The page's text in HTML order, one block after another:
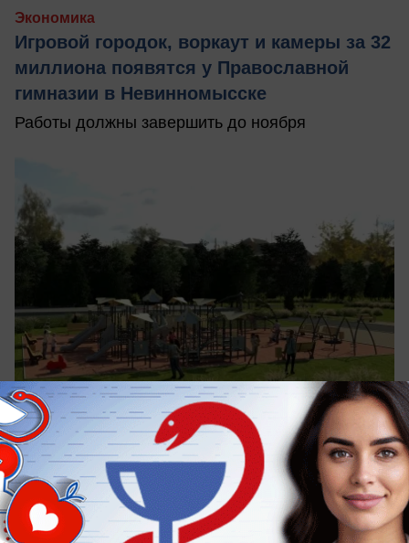
Экономика
Игровой городок, воркаут и камеры за 32
миллиона появятся у Православной
гимназии в Невинномысске
Работы должны завершить до ноября
сегодня в 08:26 0
Общество
Не +32, и уже спасибо: Ставрополь ждет